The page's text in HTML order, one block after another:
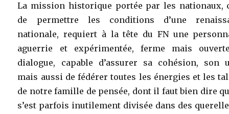
La mission historique portée par les nationaux,
de permettre les conditions d’une
nationale, requiert à la tête du FN une
aguerrie et expérimentée, ferme mais
dialogue, capable d’assurer sa cohésion, son
mais aussi de fédérer toutes les énergies et les
de notre famille de pensée, dont il faut bien dire
s’est parfois inutilement divisée dans des